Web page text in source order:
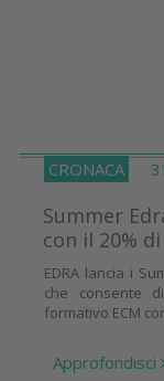
CRONACA
Summer
con il 20%
EDRA lancia i
che consente
formativo ECM
Approfondisci